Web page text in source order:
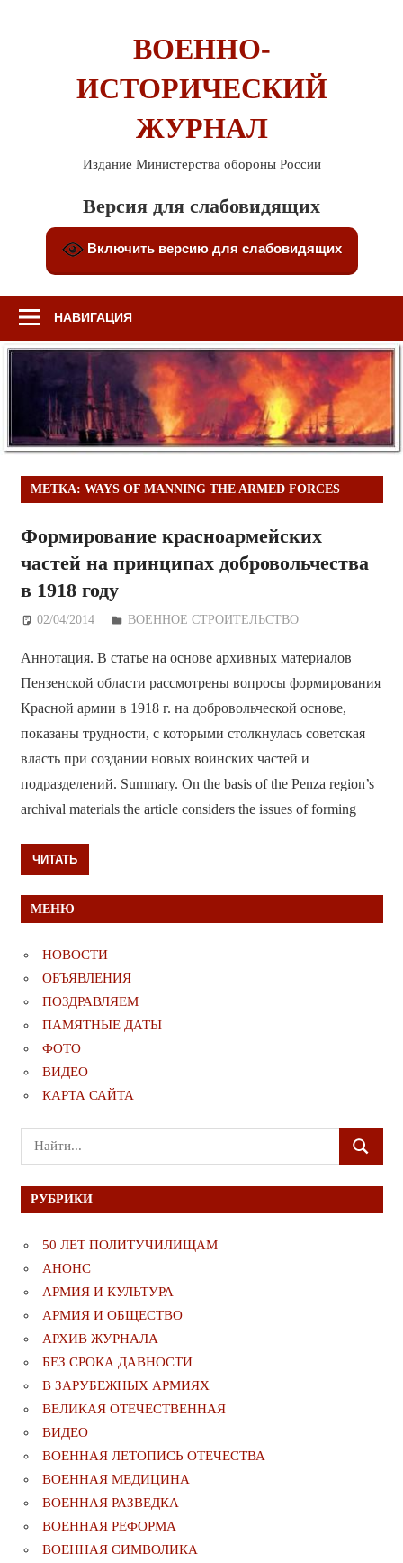
ВОЕННО-
ИСТОРИЧЕСКИЙ
ЖУРНАЛ
Издание Министерства обороны России
Версия для слабовидящих
Включить версию для слабовидящих
НАВИГАЦИЯ
МЕТКА: WAYS OF MANNING THE ARMED FORCES
Формирование красноармейских
частей на принципах добровольчества
в 1918 году
02/04/2014 Дежурный по Редакции
ВОЕННОЕ СТРОИТЕЛЬСТВО
Аннотация. В статье на основе архивных материалов
Пензенской области рассмотрены вопросы формирования
Красной армии в 1918 г. на добровольческой основе,
показаны трудности, с которыми столкнулась советская
власть при создании новых воинских частей и
подразделений. Summary. On the basis of the Penza region’s
archival materials the article considers the issues of forming
ЧИТАТЬ
МЕНЮ
НОВОСТИ
ОБЪЯВЛЕНИЯ
ПОЗДРАВЛЯЕМ
ПАМЯТНЫЕ ДАТЫ
ФОТО
ВИДЕО
КАРТА САЙТА
Поиск
для:
ПОИСК
РУБРИКИ
50 ЛЕТ ПОЛИТУЧИЛИЩАМ
АНОНС
АРМИЯ И КУЛЬТУРА
АРМИЯ И ОБЩЕСТВО
АРХИВ ЖУРНАЛА
БЕЗ СРОКА ДАВНОСТИ
В ЗАРУБЕЖНЫХ АРМИЯХ
ВЕЛИКАЯ ОТЕЧЕСТВЕННАЯ
ВИДЕО
ВОЕННАЯ ЛЕТОПИСЬ ОТЕЧЕСТВА
ВОЕННАЯ МЕДИЦИНА
ВОЕННАЯ РАЗВЕДКА
ВОЕННАЯ РЕФОРМА
ВОЕННАЯ СИМВОЛИКА